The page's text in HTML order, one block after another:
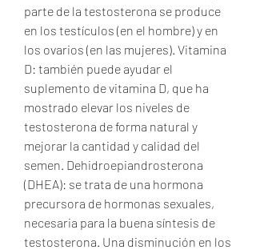
parte de la testosterona se produce
en los testículos (en el hombre) y en
los ovarios (en las mujeres). Vitamina
D: también puede ayudar el
suplemento de vitamina D, que ha
mostrado elevar los niveles de
testosterona de forma natural y
mejorar la cantidad y calidad del
semen. Dehidroepiandrosterona
(DHEA): se trata de una hormona
precursora de hormonas sexuales,
necesaria para la buena síntesis de
testosterona. Una disminución en los